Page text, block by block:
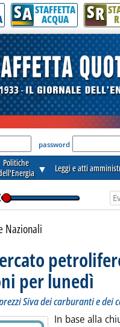
la notizia.
SA STAFFETTA
ACQUA SR
per accedere'
password
Politiche
▼ Leggi e atti
Nazionali
per lunedì
Siva dei carburanti e dei
In base alla